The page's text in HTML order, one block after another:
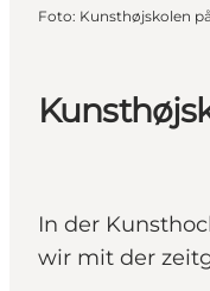
In der
wir mit der
Foto: Kunsthøjskolen